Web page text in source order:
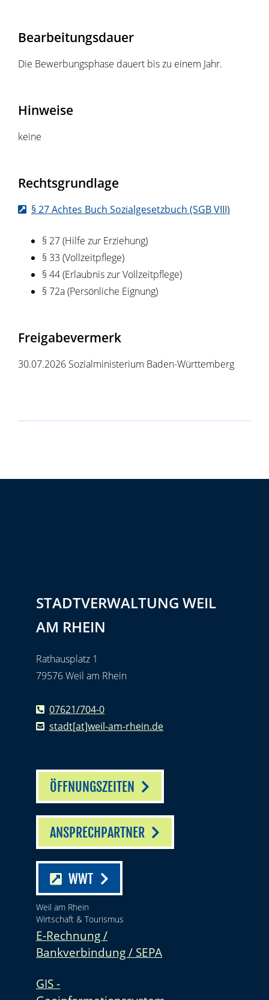
Bearbeitungsdauer
Die Bewerbungsphase dauert bis zu einem Jahr.
Hinweise
keine
Rechtsgrundlage
§ 27 Achtes Buch Sozialgesetzbuch (SGB VIII)
§ 27 (Hilfe zur Erziehung)
§ 33 (Vollzeitpflege)
§ 44 (Erlaubnis zur Vollzeitpflege)
§ 72a (Persönliche Eignung)
Freigabevermerk
30.07.2026 Sozialministerium Baden-Württemberg
STADTVERWALTUNG WEIL
AM RHEIN
Rathausplatz 1
79576 Weil am Rhein
07621/704-0
stadt[at]weil-am-rhein.de
ÖFFNUNGSZEITEN
ANSPRECHPARTNER
WWT
Weil am Rhein
Wirtschaft & Tourismus
E-Rechnung /
Bankverbindung / SEPA
GIS -